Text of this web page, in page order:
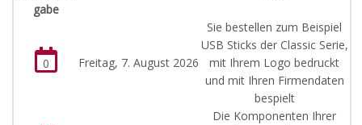
gabe
0 Freitag, 7. August 2026
Sie bestellen zum Beispiel
USB Sticks der Classic Serie,
mit Ihrem Logo bedruckt
und mit Ihren Firmendaten
bespielt
Die Komponenten Ihrer